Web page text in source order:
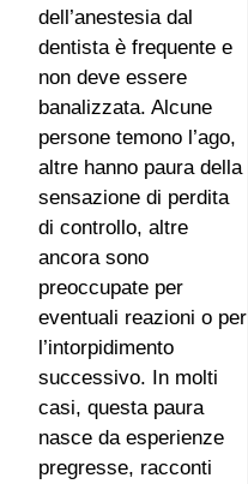
dell’anestesia dal
dentista è frequente e
non deve essere
banalizzata. Alcune
persone temono l’ago,
altre hanno paura della
sensazione di perdita
di controllo, altre
ancora sono
preoccupate per
eventuali reazioni o per
l’intorpidimento
successivo. In molti
casi, questa paura
nasce da esperienze
pregresse, racconti